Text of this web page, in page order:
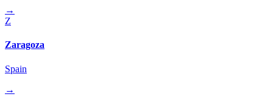
→
Z
Zaragoza
Spain
→